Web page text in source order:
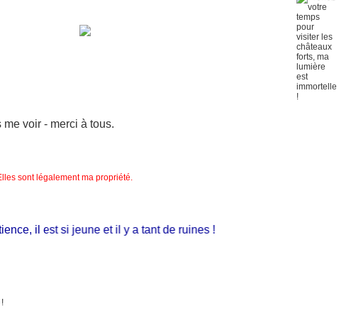
voir - merci à tous.
sont légalement ma propriété.
il est si jeune et il y a tant de ruines !